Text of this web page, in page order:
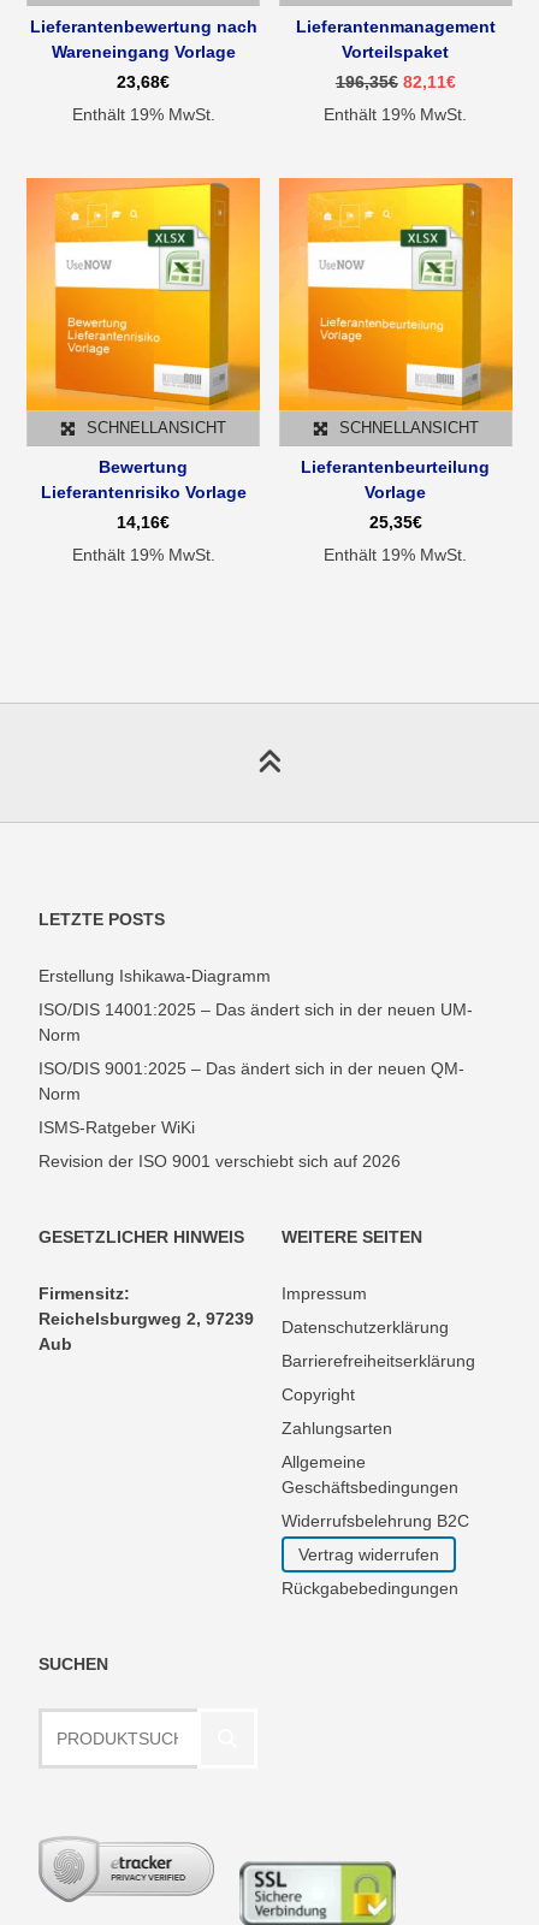
Lieferantenbewertung nach
Wareneingang Vorlage
23,68€
Enthält 19% MwSt.
Lieferantenmanagement
Vorteilspaket
196,35€ Ursprünglicher
war:
82,11€Aktueller
ist:
Enthält 19% MwSt.
SCHNELLANSICHT
Bewertung
Lieferantenrisiko Vorlage
14,16€
Enthält 19% MwSt.
SCHNELLANSICHT
Lieferantenbeurteilung
Vorlage
25,35€
Enthält 19% MwSt.
LETZTE POSTS
Erstellung Ishikawa-Diagramm
ISO/DIS 14001:2025 – Das ändert sich in der neuen UM-
Norm
ISO/DIS 9001:2025 – Das ändert sich in der neuen QM-
Norm
ISMS-Ratgeber WiKi
Revision der ISO 9001 verschiebt sich auf 2026
GESETZLICHER HINWEIS
Firmensitz:
Reichelsburgweg 2, 97239
Aub
WEITERE SEITEN
Impressum
Datenschutzerklärung
Barrierefreiheitserklärung
Copyright
Zahlungsarten
Allgemeine
Geschäftsbedingungen
Widerrufsbelehrung B2C
Vertrag widerrufen
Rückgabebedingungen
SUCHEN